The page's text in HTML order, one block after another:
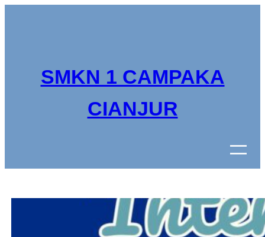
SMKN 1 CAMPAKA
CIANJUR